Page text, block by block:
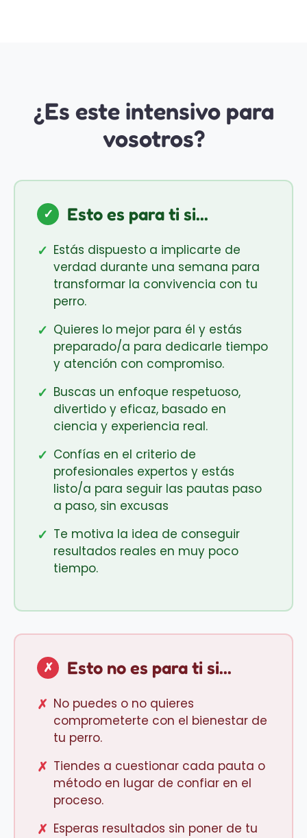
¿Es este intensivo para
vosotros?
✓ Esto es para ti si...
✓ Estás dispuesto a implicarte de
verdad durante una semana para
transformar la convivencia con tu
perro.
✓ Quieres lo mejor para él y estás
preparado/a para dedicarle tiempo
y atención con compromiso.
✓ Buscas un enfoque respetuoso,
divertido y eficaz, basado en
ciencia y experiencia real.
✓ Confías en el criterio de
profesionales expertos y estás
listo/a para seguir las pautas paso
a paso, sin excusas
✓ Te motiva la idea de conseguir
resultados reales en muy poco
tiempo.
✗ Esto no es para ti si...
✗ No puedes o no quieres
comprometerte con el bienestar de
tu perro.
✗ Tiendes a cuestionar cada pauta o
método en lugar de confiar en el
proceso.
✗ Esperas resultados sin poner de tu